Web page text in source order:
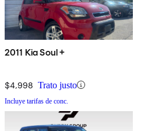
2011 Kia Soul +
$4,998 Trato justo
Incluye tarifas de conc.